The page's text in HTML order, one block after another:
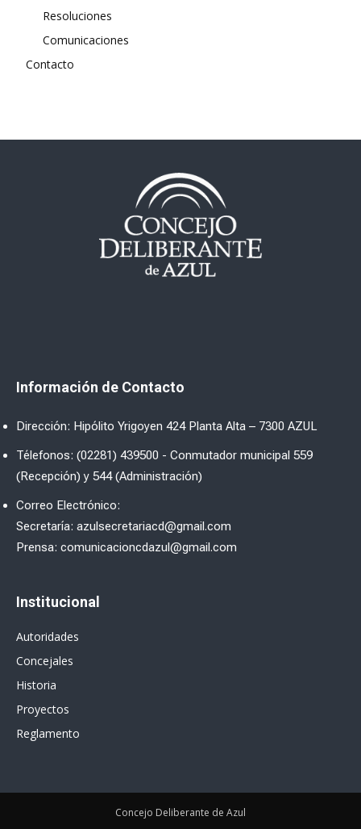
Resoluciones
Comunicaciones
Contacto
Información de Contacto
Dirección: Hipólito Yrigoyen 424 Planta Alta – 7300 AZUL
Télefonos: (02281) 439500 - Conmutador municipal 559
(Recepción) y 544 (Administración)
Correo Electrónico:
Secretaría: azulsecretariacd@gmail.com
Prensa: comunicacioncdazul@gmail.com
Institucional
Autoridades
Concejales
Historia
Proyectos
Reglamento
Concejo Deliberante de Azul